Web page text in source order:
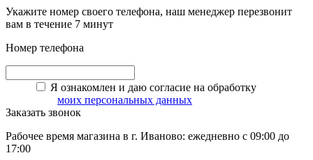
Укажите номер своего телефона, наш менеджер перезвонит
вам в течение 7 минут
Номер телефона
Я ознакомлен и даю согласие на обработку
моих персональных данных
Заказать звонок
Рабочее время магазина в г. Иваново: ежедневно с 09:00 до
17:00